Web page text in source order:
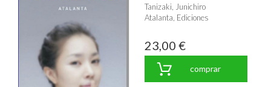
Tanizaki, Junichiro
Atalanta, Ediciones
23,00 €
comprar